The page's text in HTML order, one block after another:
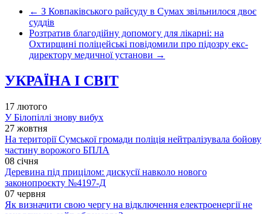
← З Ковпаківського райсуду в Сумах звільнилося двоє
суддів
Розтратив благодійну допомогу для лікарні: на
Охтирщині поліцейські повідомили про підозру екс-
директору медичної установи →
УКРАЇНА І СВІТ
17 лютого
У Білопіллі знову вибух
27 жовтня
На території Сумської громади поліція нейтралізувала бойову
частину ворожого БПЛА
08 січня
Деревина під прицілом: дискусії навколо нового
законопроєкту №4197-Д
07 червня
Як визначити свою чергу на відключення електроенергії не